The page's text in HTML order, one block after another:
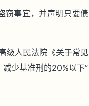
窃事宜，并声明只要债
级人民法院《关于常见
少基准刑的20%以下”